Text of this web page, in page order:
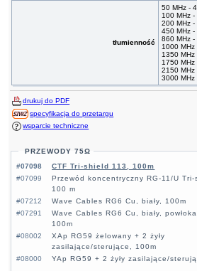
tłumienność
50 MHz -
100 MHz
200 MHz
450 MHz -
860 MHz
1000 MHz
1350 MHz
1750 MHz
2150 MHz
3000
drukuj do PDF
specyfikacja do przetargu
wsparcie techniczne
PRZEWODY 75Ω
#07098
CTF Tri-shield 113, 100m
#07099
Przewód koncentryczny RG-11/U
100 m
#07212
Wave Cables RG6 Cu, biały, 100m
#07291
Wave Cables RG6 Cu, biały,
100m
#08002
XAp RG59 żelowany + 2 żyły
zasilające/sterujące, 100m
#08000
YAp RG59 + 2 żyły zasilające/